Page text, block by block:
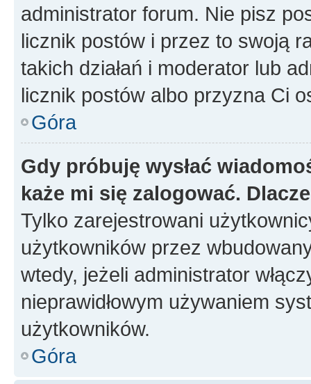
administrator forum. Nie pisz
licznik postów i przez to swoją
takich działań i moderator lub
licznik postów albo przyzna Ci
Góra
Gdy próbuję wysłać
każe mi się zalogować.
Tylko zarejestrowani
użytkowników przez
wtedy, jeżeli administrator
nieprawidłowym używaniem
użytkowników.
Góra